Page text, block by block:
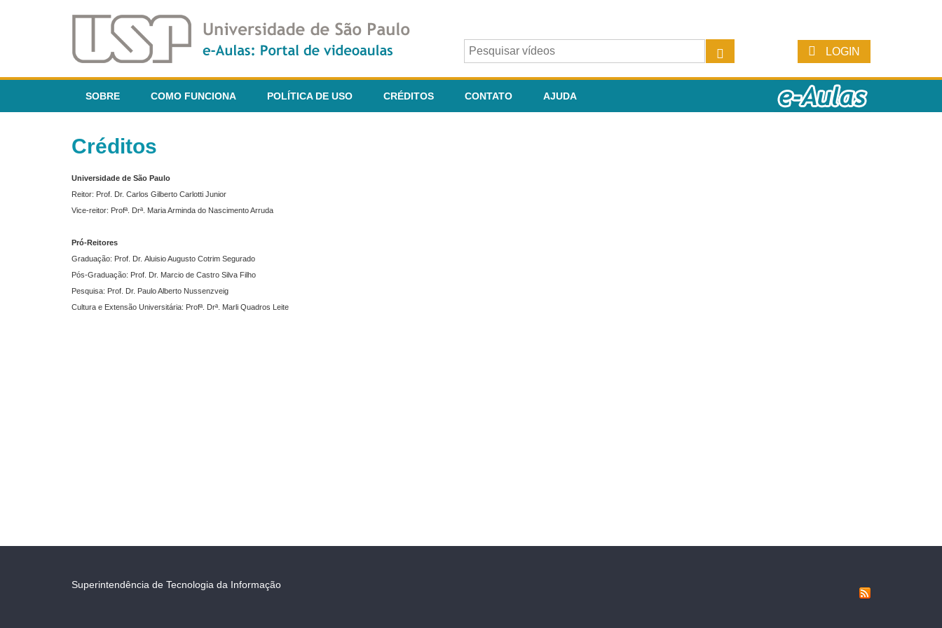
LOGIN
SOBRE COMO FUNCIONA POLÍTICA DE USO CRÉDITOS CONTATO AJUDA
Créditos
Universidade de São Paulo
Reitor: Prof. Dr. Carlos Gilberto Carlotti Junior
Vice-reitor: Profª. Drª. Maria Arminda do Nascimento Arruda
Pró-Reitores
Graduação: Prof. Dr. Aluisio Augusto Cotrim Segurado
Pós-Graduação: Prof. Dr. Marcio de Castro Silva Filho
Pesquisa: Prof. Dr. Paulo Alberto Nussenzveig
Cultura e Extensão Universitária: Profª. Drª. Marli Quadros Leite
Superintendência de Tecnologia da Informação